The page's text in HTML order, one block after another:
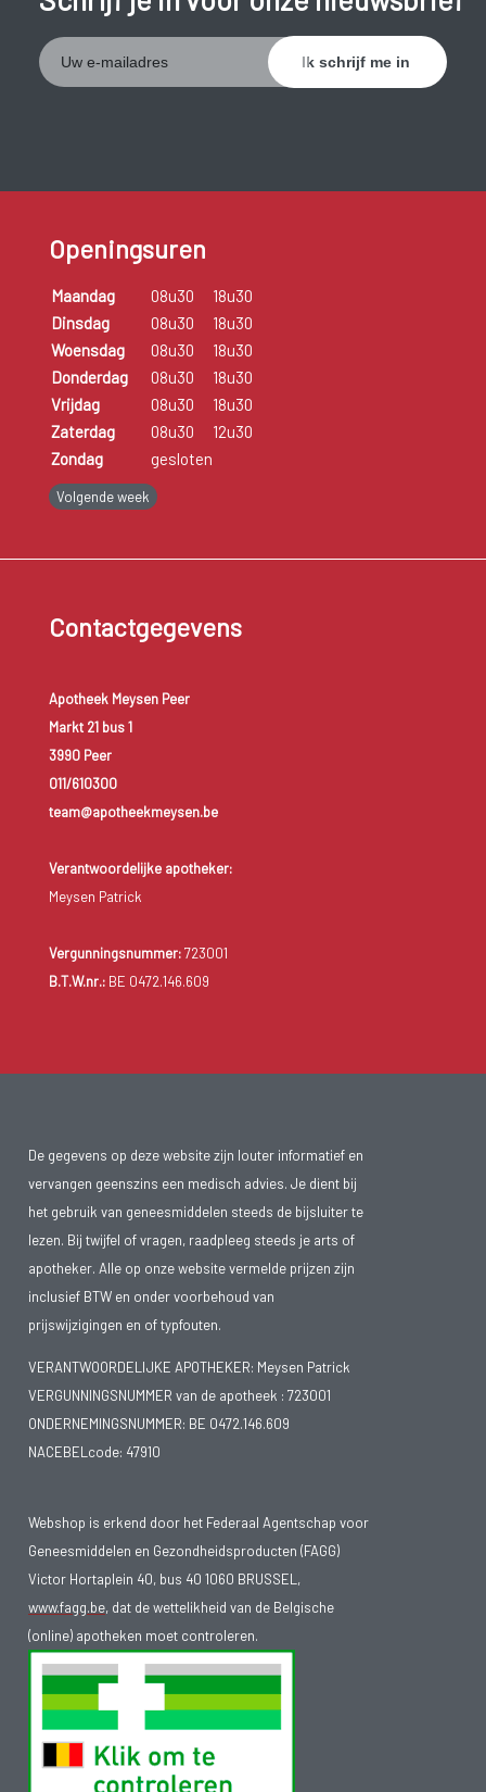
Openingsuren
Maandag 08u30
18u30
Dinsdag
08u30
18u30
Woensdag
08u30
18u30
Donderdag
08u30
18u30
Vrijdag
08u30
18u30
Zaterdag
08u30
12u30
Zondag
gesloten
Volgende week
Contactgegevens
Apotheek Meysen Peer
Markt 21 bus 1
3990 Peer
011/610300
team@apotheekmeysen.be
Verantwoordelijke apotheker:
Meysen Patrick
Vergunningsnummer:723001
B.T.W.nr.:BE 0472.146.609
De gegevens op deze website zijn louter informatief en
vervangen geenszins een medisch advies. Je dient bij
het gebruik van geneesmiddelen steeds de bijsluiter te
lezen. Bij twijfel of vragen, raadpleeg steeds je arts of
apotheker. Alle op onze website vermelde prijzen zijn
inclusief BTW en onder voorbehoud van
prijswijzigingen en of typfouten.
VERANTWOORDELIJKE APOTHEKER: Meysen Patrick
VERGUNNINGSNUMMER van de apotheek : 723001
ONDERNEMINGSNUMMER: BE 0472.146.609
NACEBELcode: 47910
Webshop is erkend door het Federaal Agentschap voor
Geneesmiddelen en Gezondheidsproducten (FAGG)
Victor Hortaplein 40, bus 40 1060 BRUSSEL,
www.fagg.be, dat de wettelikheid van de Belgische
(online) apotheken moet controleren.